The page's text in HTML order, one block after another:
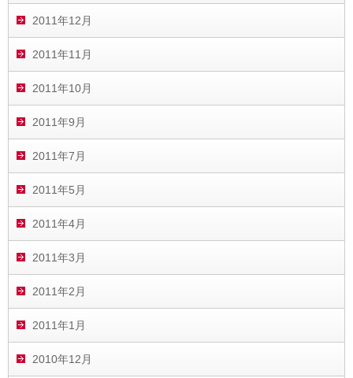
2011年12月
2011年11月
2011年10月
2011年9月
2011年7月
2011年5月
2011年4月
2011年3月
2011年2月
2011年1月
2010年12月